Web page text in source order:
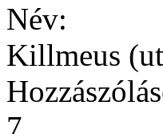
Név:
Killmeus
7